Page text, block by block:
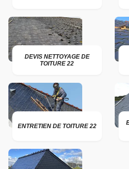
DEVIS NETTOYAGE DE
TOITURE 22
ENTRETIEN DE TOITURE 22